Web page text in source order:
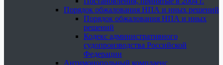
Порядок обжалования НПА и иных решений
Порядок обжалования НПА и иных
решений
Кодекс административного
судопроизводства Российской
Федерации
Антимонопольный комплаенс